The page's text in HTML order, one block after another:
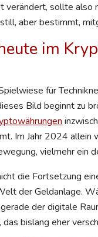
sollte also
aber bestimmt,
im
für
Bild beginnt zu
Im Jahr 2024
vielmehr ein
die Fortsetzung
der Geldanlage.
der digitale
bislang eher